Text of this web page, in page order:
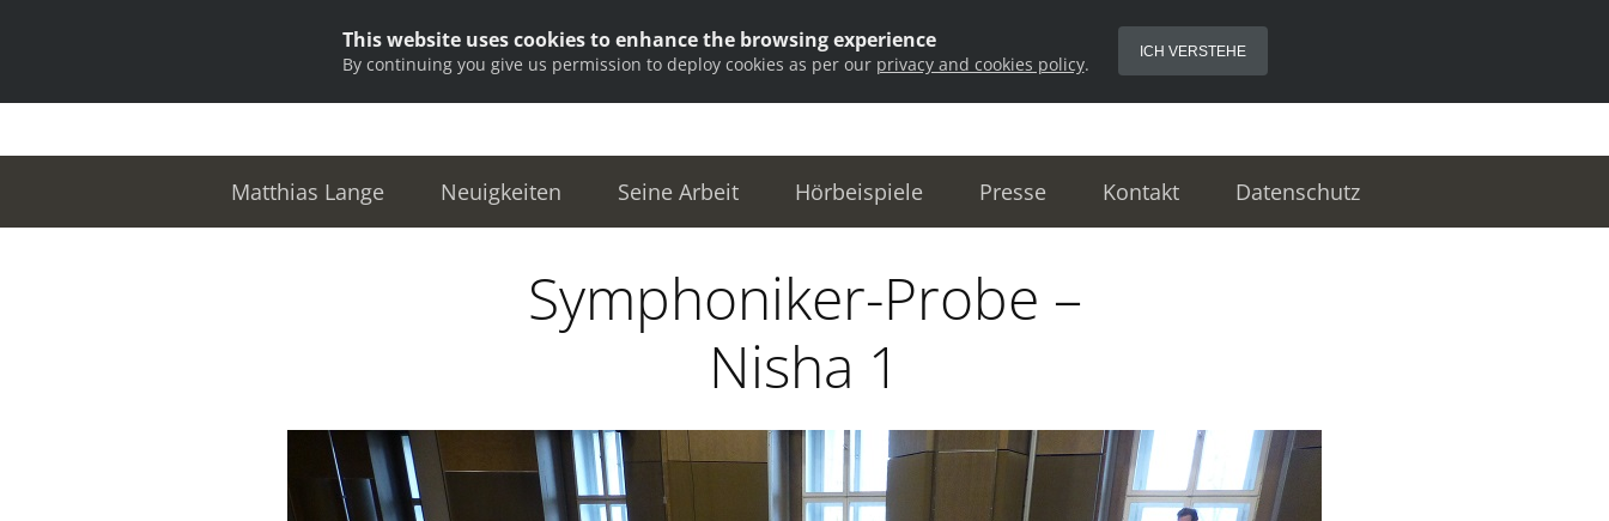
Matthias Lange Neuigkeiten Seine Arbeit Hörbeispiele Presse Kontakt Datenschutz
Symphoniker-Probe –
Nisha 1
This website uses cookies to enhance the browsing experience
By continuing you give us permission to deploy cookies as per our privacy and cookies policy.
ICH VERSTEHE